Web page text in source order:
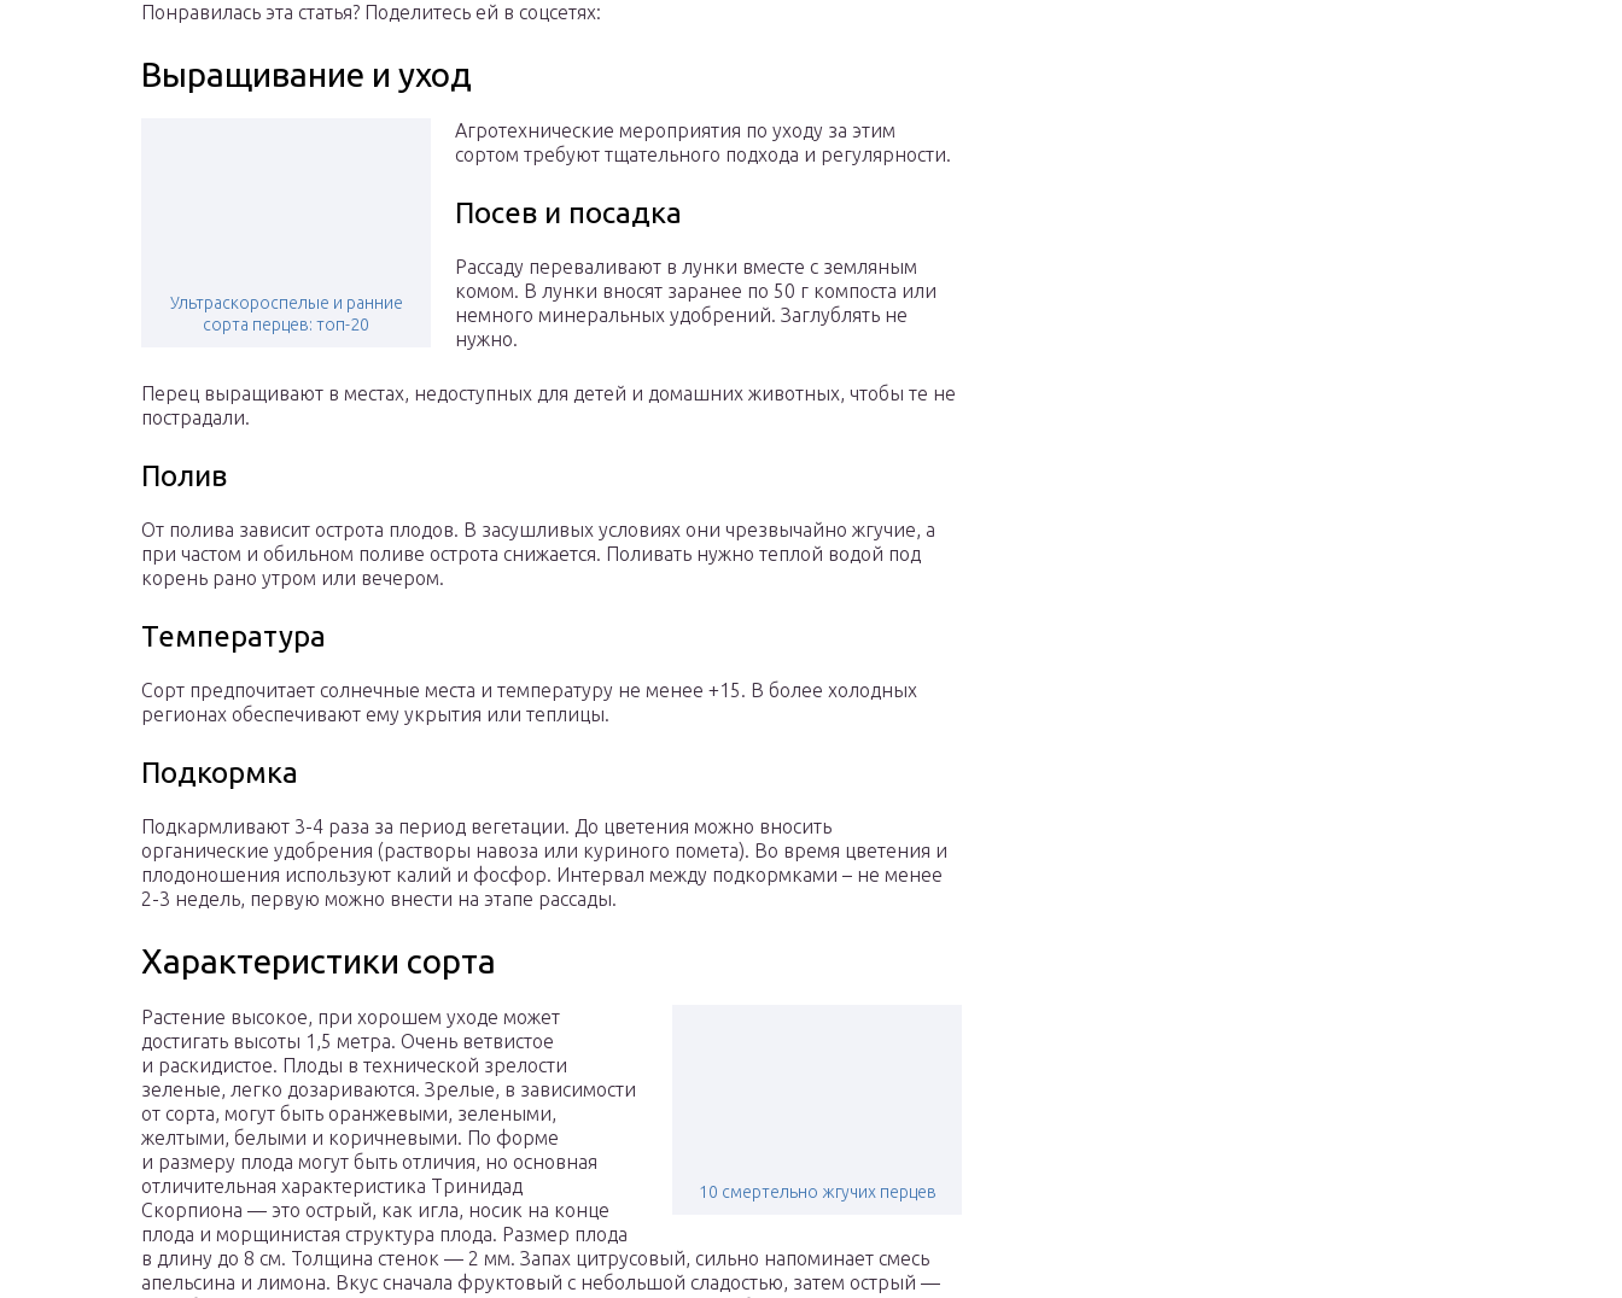
Понравилась эта статья? Поделитесь ей в соцсетях:
Выращивание и уход
Ультраскороспелые и ранние
сорта перцев: топ-20
Агротехнические мероприятия по уходу за этим
сортом требуют тщательного подхода и регулярности.
Посев и посадка
Рассаду переваливают в лунки вместе с земляным
комом. В лунки вносят заранее по 50 г компоста или
немного минеральных удобрений. Заглублять не
нужно.
Перец выращивают в местах, недоступных для детей и домашних животных, чтобы те не
пострадали.
Полив
От полива зависит острота плодов. В засушливых условиях они чрезвычайно жгучие, а
при частом и обильном поливе острота снижается. Поливать нужно теплой водой под
корень рано утром или вечером.
Температура
Сорт предпочитает солнечные места и температуру не менее +15. В более холодных
регионах обеспечивают ему укрытия или теплицы.
Подкормка
Подкармливают 3-4 раза за период вегетации. До цветения можно вносить
органические удобрения (растворы навоза или куриного помета). Во время цветения и
плодоношения используют калий и фосфор. Интервал между подкормками – не менее
2-3 недель, первую можно внести на этапе рассады.
Характеристики сорта
10 смертельно жгучих перцев
Растение высокое, при хорошем уходе может
достигать высоты 1,5 метра. Очень ветвистое
и раскидистое. Плоды в технической зрелости
зеленые, легко дозариваются. Зрелые, в зависимости
от сорта, могут быть оранжевыми, зелеными,
желтыми, белыми и коричневыми. По форме
и размеру плода могут быть отличия, но основная
отличительная характеристика Тринидад
Скорпиона — это острый, как игла, носик на конце
плода и морщинистая структура плода. Размер плода
в длину до 8 см. Толщина стенок — 2 мм. Запах цитрусовый, сильно напоминает смесь
апельсина и лимона. Вкус сначала фруктовый c небольшой сладостью, затем острый —